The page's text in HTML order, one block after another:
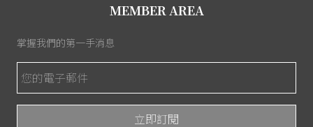
MEMBER AREA
掌握我們的第一手消息